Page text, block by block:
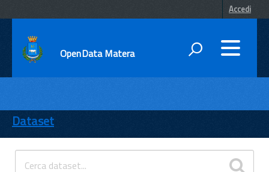
Accedi
OpenData Matera
ENTI
TEMI
INFORMAZIONI
Dataset